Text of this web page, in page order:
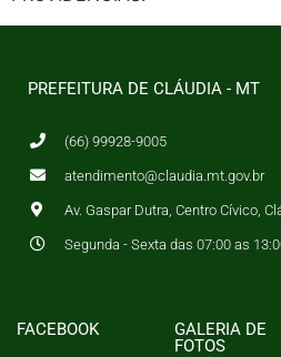
PREFEITURA DE CLÁUDIA - MT
(66) 99928-9005
atendimento@claudia.mt.gov.br
Av. Gaspar Dutra, Centro Cívico,
Segunda - Sexta das 07:00 as
FACEBOOK
GALERIA DE
FOTOS